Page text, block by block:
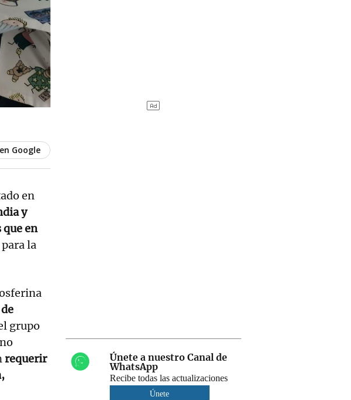
Google
en
y
que en
la
grupo
requerir
Únete a nuestro Canal de
WhatsApp
Recibe todas las actualizaciones
Únete